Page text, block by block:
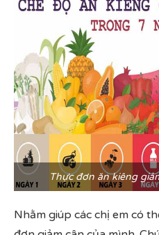
Thực đơn ăn kiêng
Nhằm giúp các chị em có